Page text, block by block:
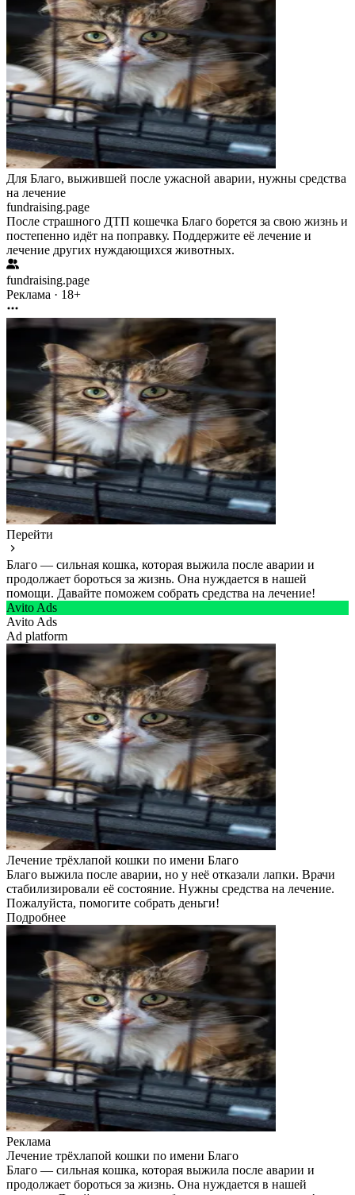
Для Благо, выжившей после ужасной аварии, нужны средства
на лечение
fundraising.page
После страшного ДТП кошечка Благо борется за свою жизнь и
постепенно идёт на поправку. Поддержите её лечение и
лечение других нуждающихся животных.
fundraising.page
Реклама · 18+
Перейти
Благо — сильная кошка, которая выжила после аварии и
продолжает бороться за жизнь. Она нуждается в нашей
помощи. Давайте поможем собрать средства на лечение!
Avito Ads
Avito Ads
Ad platform
Лечение трёхлапой кошки по имени Благо
Благо выжила после аварии, но у неё отказали лапки. Врачи
стабилизировали её состояние. Нужны средства на лечение.
Пожалуйста, помогите собрать деньги!
Подробнее
Реклама
Лечение трёхлапой кошки по имени Благо
Благо — сильная кошка, которая выжила после аварии и
продолжает бороться за жизнь. Она нуждается в нашей